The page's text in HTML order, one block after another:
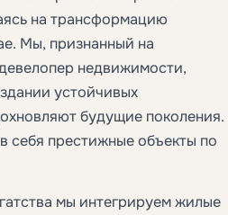
на трансформацию
Мы, признанный на
недвижимости,
устойчивых
будущие поколения.
себя престижные объекты по
мы интегрируем жилые